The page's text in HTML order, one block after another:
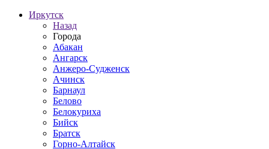
Иркутск
Назад
Города
Абакан
Ангарск
Анжеро-Судженск
Ачинск
Барнаул
Белово
Белокуриха
Бийск
Братск
Горно-Алтайск